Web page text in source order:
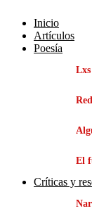
Inicio
Artículos
Poesía
El
Críticas y